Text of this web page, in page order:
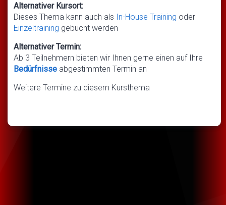
Alternativer Kursort:
Dieses Thema kann auch als In-House Training oder
Einzeltraining gebucht werden
Alternativer Termin:
Ab 3 Teilnehmern bieten wir Ihnen gerne einen auf Ihre
Bedürfnisse abgestimmten Termin an
Weitere Termine zu diesem Kursthema